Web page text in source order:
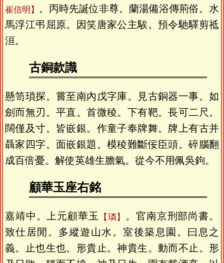
崔信明
。丙時先誕位非尊。蘭湯備浴傳荊俗。水
馬浮江弔屈原。因笑唐家公主騃。預令馳驛剪祗
洹。
古銅款識
懸笥瑣探。嘗至南內戊字庫。見古銅器一事。如
劍而無刃。平直。首微稜。下有靶。長可二尺。
闊僅及寸。皆嵌銀。作童子奉牌舞。牌上有古并
聶家四字。面嵌銀題。模稜難斷佞臣頭。碎腦翻
成百倍憂。解使英雄生膽氣。從今不用佩吳鉤。
顧華玉座右銘
嘉靖中。上元顧華玉 璘
。官南京刑部尚書。
致仕居閒。多縱遊山水。室後築息園。曰息之
義。止也生也。形貴止。神貴生。動而不止。形